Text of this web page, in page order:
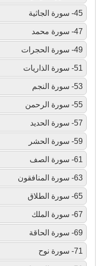
45- سورة الجاثية
47- سورة محمد
49- سورة الحجرات
51- سورة الذاريات
53- سورة النجم
55- سورة الرحمن
57- سورة الحديد
59- سورة الحشر
61- سورة الصف
63- سورة المنافقون
65- سورة الطلاق
67- سورة الملك
69- سورة الحاقة
71- سورة نوح